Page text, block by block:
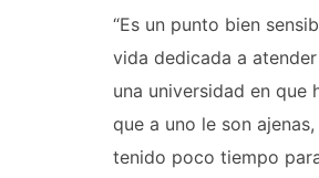
“Es un punto bien
vida dedicada a
una universidad en que
que a uno le son
tenido poco tiempo